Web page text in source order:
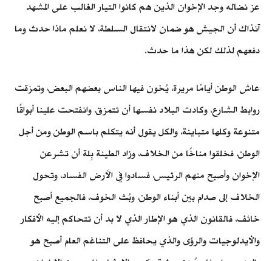
عز نضاله وجد الإخوان الذين هم كانوا التيار الغالب على المشهد
آنذاك أن الجيش هو ضمان لانتقال السلطة، لا نعلم ماذا حدث وما
دفعهم لذلك لكن هذا ما حدث.
عاش الوطن أيامًا مريرة، يُخون فيها الناس بعضهم البعض، وتمزقت
روابط الشارع، وكادت البلاد نفسها أن تتمزق، وانفتحت علينا أبواقًا
متنوعة وكلها متباينة، والكل يقول أنه يتكلم باسم الوطن ومن أجل
الوطن، فخلقوا مناخًا من الخلاف، وزاد الطينة بِلة أن تشرعن
الإخوان وأصبح منهم الرئيس، فسادوا في الأرض الفساد، وتحول
الخلاف إلى صدام بين أبناء الوطن، وبُث الخوف، فالجميع أصبح
خائف، فالقانون الذي هو الإطار الذي لا بد أن تتحاكم إليه الأفكار
والأيدلوجيات والرؤى والذي يحافظ على التناغم العام أصبح هو